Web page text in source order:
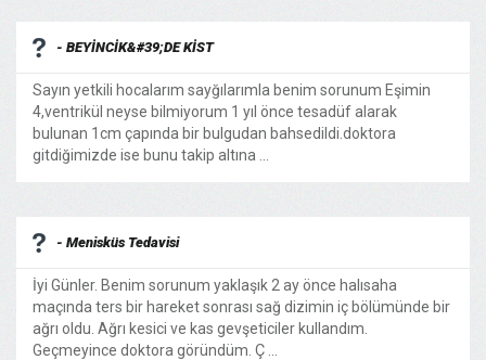
- BEYİNCİK&#39;DE KİST
Sayın yetkili hocalarım sayğılarımla benim sorunum Eşimin
4,ventrikül neyse bilmiyorum 1 yıl önce tesadüf alarak
bulunan 1cm çapında bir bulgudan bahsedildi.doktora
gitdiğimizde ise bunu takip altına ...
- Menisküs Tedavisi
İyi Günler. Benim sorunum yaklaşık 2 ay önce halısaha
maçında ters bir hareket sonrası sağ dizimin iç bölümünde bir
ağrı oldu. Ağrı kesici ve kas gevşeticiler kullandım.
Geçmeyince doktora göründüm. Ç ...